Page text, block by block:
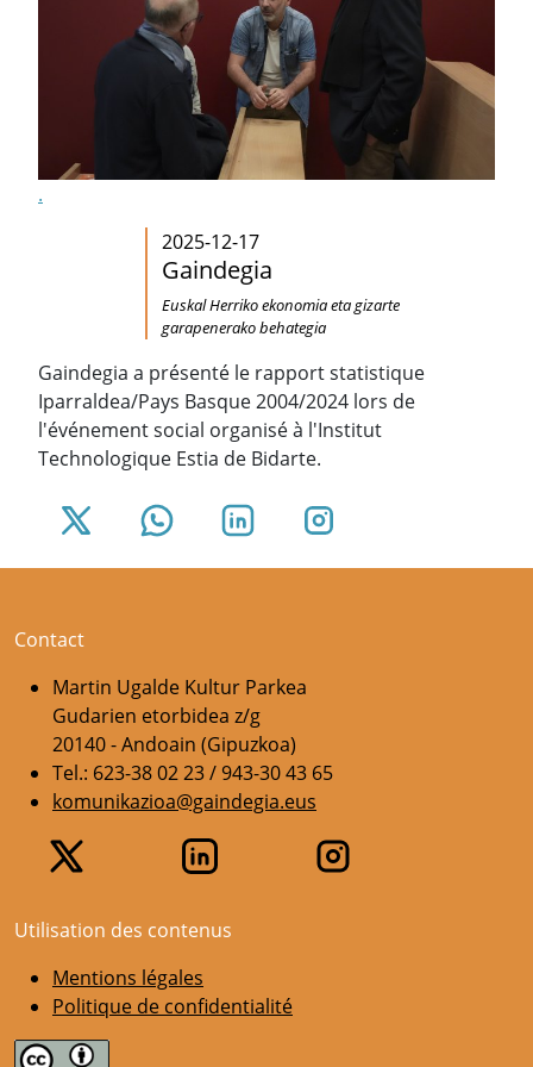
.
2025-12-17
Gaindegia
Euskal Herriko ekonomia eta gizarte
garapenerako behategia
Gaindegia a présenté le rapport statistique
Iparraldea/Pays Basque 2004/2024 lors de
l'événement social organisé à l'Institut
Technologique Estia de Bidarte.
Contact
Martin Ugalde Kultur Parkea
Gudarien etorbidea z/g
20140 - Andoain (Gipuzkoa)
Tel.: 623-38 02 23 / 943-30 43 65
komunikazioa@gaindegia.eus
Utilisation des contenus
Mentions légales
Politique de confidentialité